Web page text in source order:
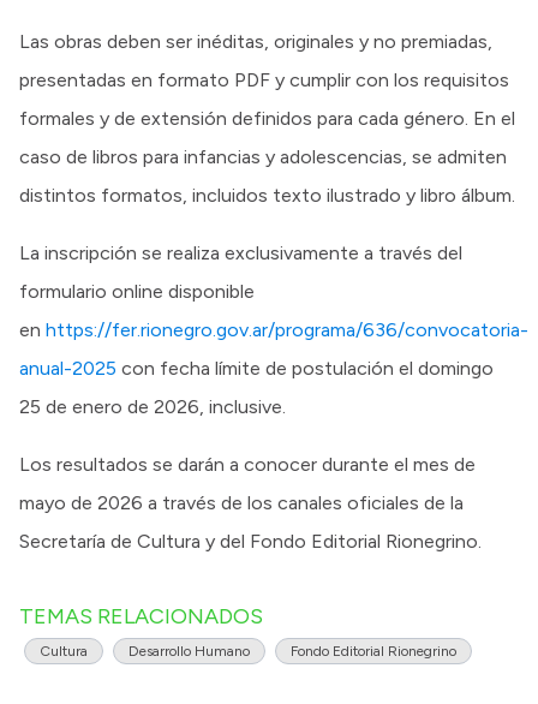
Las obras deben ser inéditas, originales y no premiadas,
presentadas en formato PDF y cumplir con los requisitos
formales y de extensión definidos para cada género. En el
caso de libros para infancias y adolescencias, se admiten
distintos formatos, incluidos texto ilustrado y libro álbum.
La inscripción se realiza exclusivamente a través del
formulario online disponible
en https://fer.rionegro.gov.ar/programa/636/convocatoria-
anual-2025 con fecha límite de postulación el domingo
25 de enero de 2026, inclusive.
Los resultados se darán a conocer durante el mes de
mayo de 2026 a través de los canales oficiales de la
Secretaría de Cultura y del Fondo Editorial Rionegrino.
TEMAS RELACIONADOS
Cultura Desarrollo Humano Fondo Editorial Rionegrino